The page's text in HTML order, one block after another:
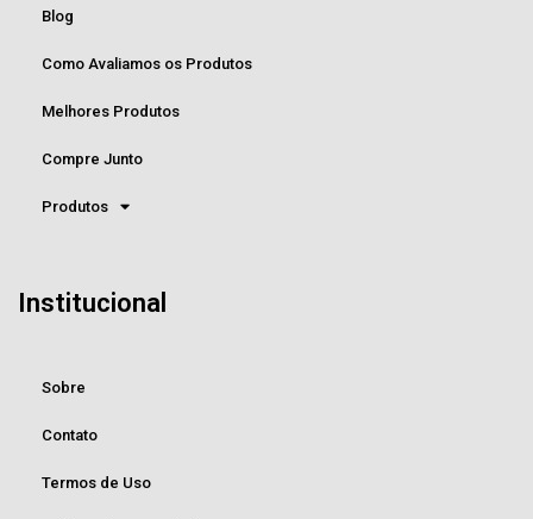
Blog
Como Avaliamos os Produtos
Melhores Produtos
Compre Junto
Produtos
Institucional
Sobre
Contato
Termos de Uso